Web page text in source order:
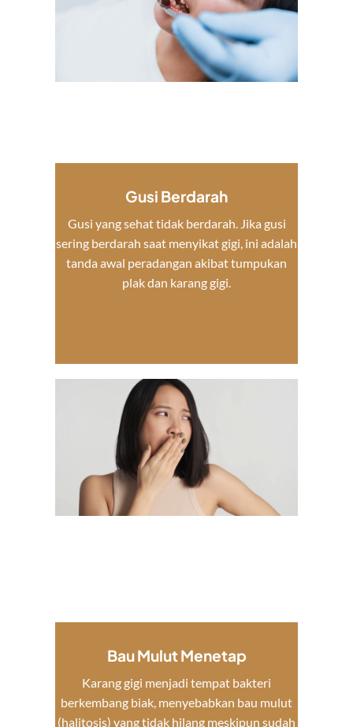
Gusi Berdarah
Gusi yang sehat tidak berdarah. Jika gusi
sering berdarah saat menyikat gigi, ini adalah
tanda awal peradangan akibat tumpukan
plak dan karang gigi.
Bau Mulut Menetap
Karang gigi menjadi tempat bakteri
berkembang biak, menyebabkan bau mulut
(halitosis) yang tidak hilang meskipun sudah